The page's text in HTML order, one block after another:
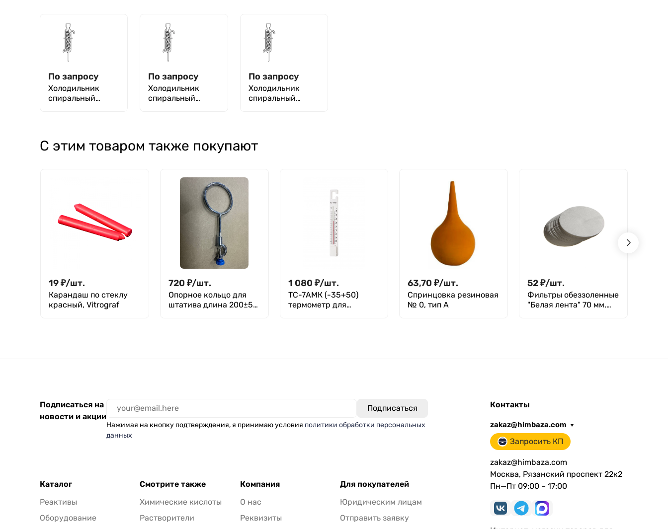
По запросу
Холодильник
спиральный
По запросу
Холодильник
спиральный
По запросу
Холодильник
спиральный
С этим товаром также покупают
19₽/шт.
Карандаш по стеклу
красный, Vitrograf
720 ₽/шт.
Опорное кольцо для
штатива длина 200±5
1 080 ₽/шт.
ТС-7АМК (-35+50)
термометр для
63,70 ₽/шт.
Спринцовка резиновая
№ 0, тип А
52₽/шт.
Фильтры обеззоленные
"Белая лента" 70 мм,
Подписаться на
новости и акции
Нажимая на кнопку подтверждения, я принимаю условия политики обработки персональных
данных
Каталог
Реактивы
Оборудование
Смотрите также
Химические кислоты
Растворители
Компания
О нас
Реквизиты
Для покупателей
Юридическим лицам
Отправить заявку
Контакты
zakaz@himbaza.com
Запросить КП
zakaz@himbaza.com
Москва, Рязанский проспект 22к2
Пн—Пт 09:00 – 17:00